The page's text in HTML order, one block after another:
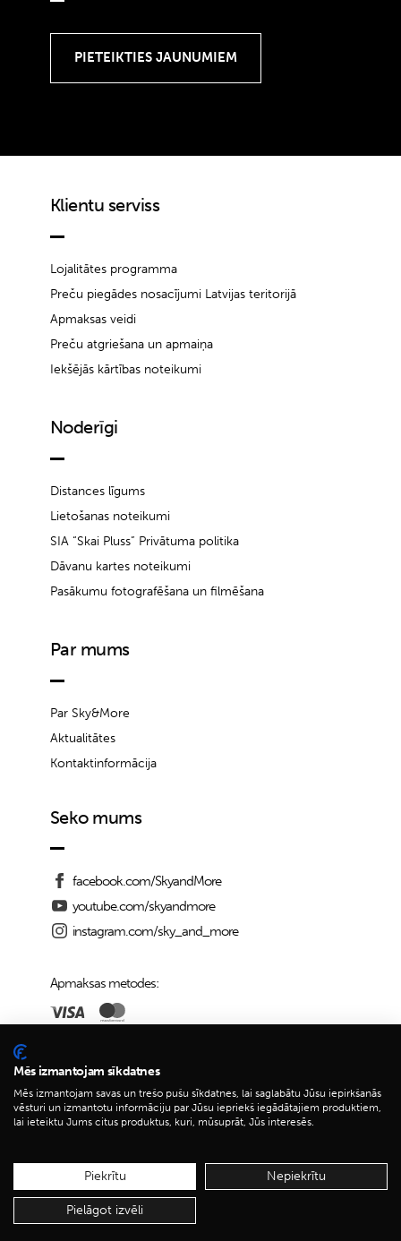
Klientu serviss
Lojalitātes programma
Preču piegādes nosacījumi Latvijas teritorijā
Apmaksas veidi
Preču atgriešana un apmaiņa
Iekšējās kārtības noteikumi
Noderīgi
Distances līgums
Lietošanas noteikumi
SIA “Skai Pluss” Privātuma politika
Dāvanu kartes noteikumi
Pasākumu fotografēšana un filmēšana
Par mums
Par Sky&More
Aktualitātes
Kontaktinformācija
Seko mums
facebook.com/SkyandMore
youtube.com/skyandmore
instagram.com/sky_and_more
Apmaksas metodes:
Piegādes iespējas:
Mēs izmantojam sīkdatnes
Mēs izmantojam savas un trešo pušu sīkdatnes, lai saglabātu Jūsu iepirkšanās
vēsturi un izmantotu informāciju par Jūsu iepriekš iegādātajiem produktiem,
lai ieteiktu Jums citus produktus, kuri, mūsuprāt, Jūs interesēs.
Piekrītu Nepiekrītu
Pielāgot izvēli